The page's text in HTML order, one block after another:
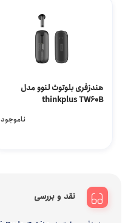
هندزفری بلوتوث لنوو مدل
thinkplus TW60B
ناموجود
نقد و بررسی